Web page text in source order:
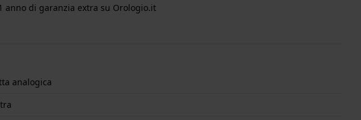
anno di garanzia extra su Orologio.it
analogica